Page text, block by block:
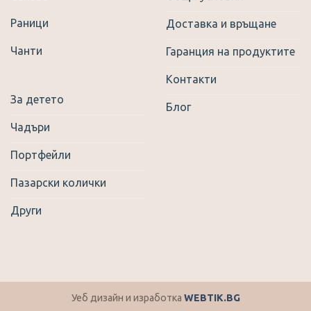
Раници
Чанти
За детето
Чадъри
Портфейли
Пазарски колички
Други
Доставка и връщане
Гаранция на продуктите
Контакти
Блог
Уеб дизайн и изработка WEBTIK.BG